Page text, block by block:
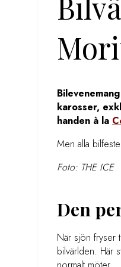
karosser,
handen à la
Men alla
Foto: THE ICE
Den
När sjön fryser
bilvärlden. Här